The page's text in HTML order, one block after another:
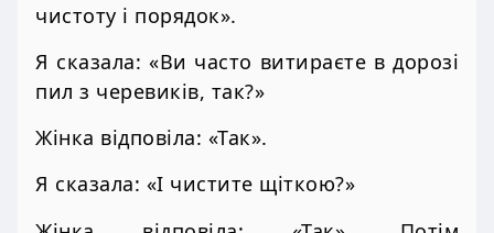
чистоту і порядок».
Я сказала: «Ви часто витираєте в дорозі
пил з черевиків, так?»
Жінка відповіла: «Так».
Я сказала: «І чистите щіткою?»